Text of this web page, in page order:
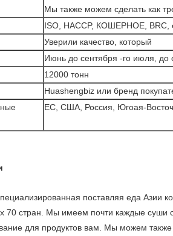
Мы также можем сделать как
ISO, HACCP, КОШЕРНОЕ, BRC,
Уверили качество, который
Июнь до сентября -го июля, до
12000 тонн
Huashengbiz или бренд
ЕС, США, Россия, Югоая-
поставляя еда Азии
70 стран. Мы имеем почти каждые суши
для продуктов вам. Мы можем также